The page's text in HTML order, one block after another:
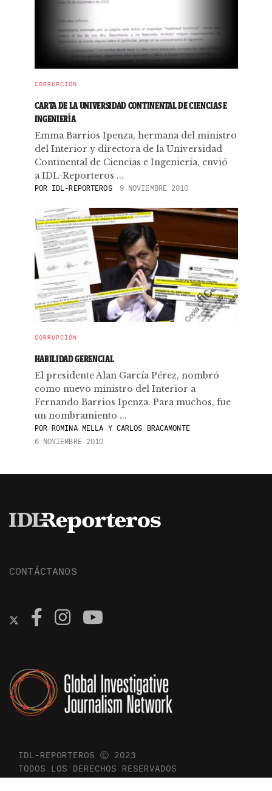
CORRUPCIÓN
CARTA DE LA UNIVERSIDAD CONTINENTAL DE CIENCIAS E
INGENIERÍA
Emma Barrios Ipenza, hermana del ministro
del Interior y directora de la Universidad
Continental de Ciencias e Ingeniería, envió
a IDL-Reporteros ...
POR IDL-REPORTEROS 9 NOVIEMBRE 2010
CORRUPCIÓN
HABILIDAD GERENCIAL
El presidente Alan García Pérez, nombró
como nuevo ministro del Interior a
Fernando Barrios Ipenza. Para muchos, fue
un nombramiento ...
PORROMINA MELLA Y CARLOS BRACAMONTE
6 NOVIEMBRE 2010
CONTÁCTANOS
IDL-REPORTEROS Ⓒ 2023
TODOS LOS DERECHOS RESERVADOS